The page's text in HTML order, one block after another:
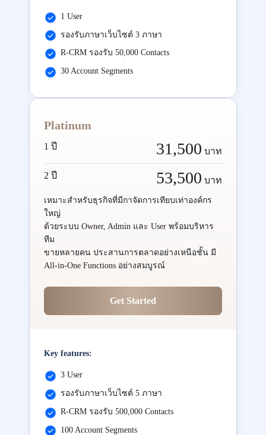
1 User
รองรับภาษาเว็บไซต์ 3 ภาษา
R-CRM รองรับ 50,000 Contacts
30 Account Segments
Platinum
1 ปี 31,500 บาท
2 ปี 53,500 บาท
เหมาะสำหรับธุรกิจที่มีกาจัดการเทียบเท่าองค์กร
ใหญ่
ด้วยระบบ Owner, Admin และ User พร้อมบริหาร
ทีม
ขายหลายคน ประสานการตลาดอย่างเหนือชั้น มี
All-in-One Functions อย่างสมบูรณ์
Get Started
Key features:
3 User
รองรับภาษาเว็บไซต์ 5 ภาษา
R-CRM รองรับ 500,000 Contacts
100 Account Segments